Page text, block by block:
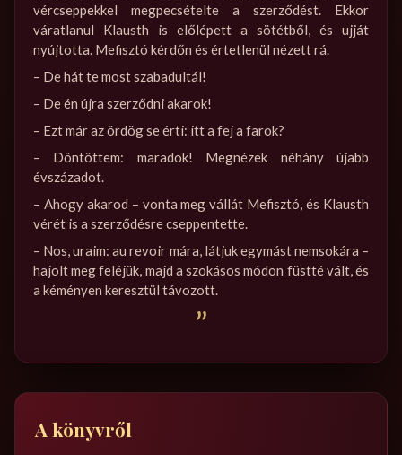
vércseppekkel megpecsételte a szerződést. Ekkor
váratlanul Klausth is előlépett a sötétből, és ujját
nyújtotta. Mefisztó kérdőn és értetlenül nézett rá.
– De hát te most szabadultál!
– De én újra szerződni akarok!
– Ezt már az ördög se érti: itt a fej a farok?
– Döntöttem: maradok! Megnézek néhány újabb
évszázadot.
– Ahogy akarod – vonta meg vállát Mefisztó, és Klausth
vérét is a szerződésre cseppentette.
– Nos, uraim: au revoir mára, látjuk egymást nemsokára –
hajolt meg feléjük, majd a szokásos módon füstté vált, és
a kéményen keresztül távozott.
”
A könyvről